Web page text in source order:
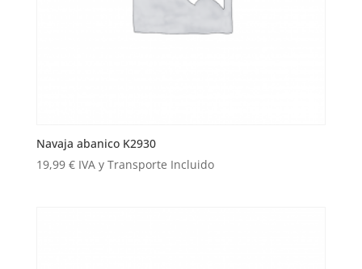
Navaja abanico K2930
19,99 € IVA y Transporte Incluido